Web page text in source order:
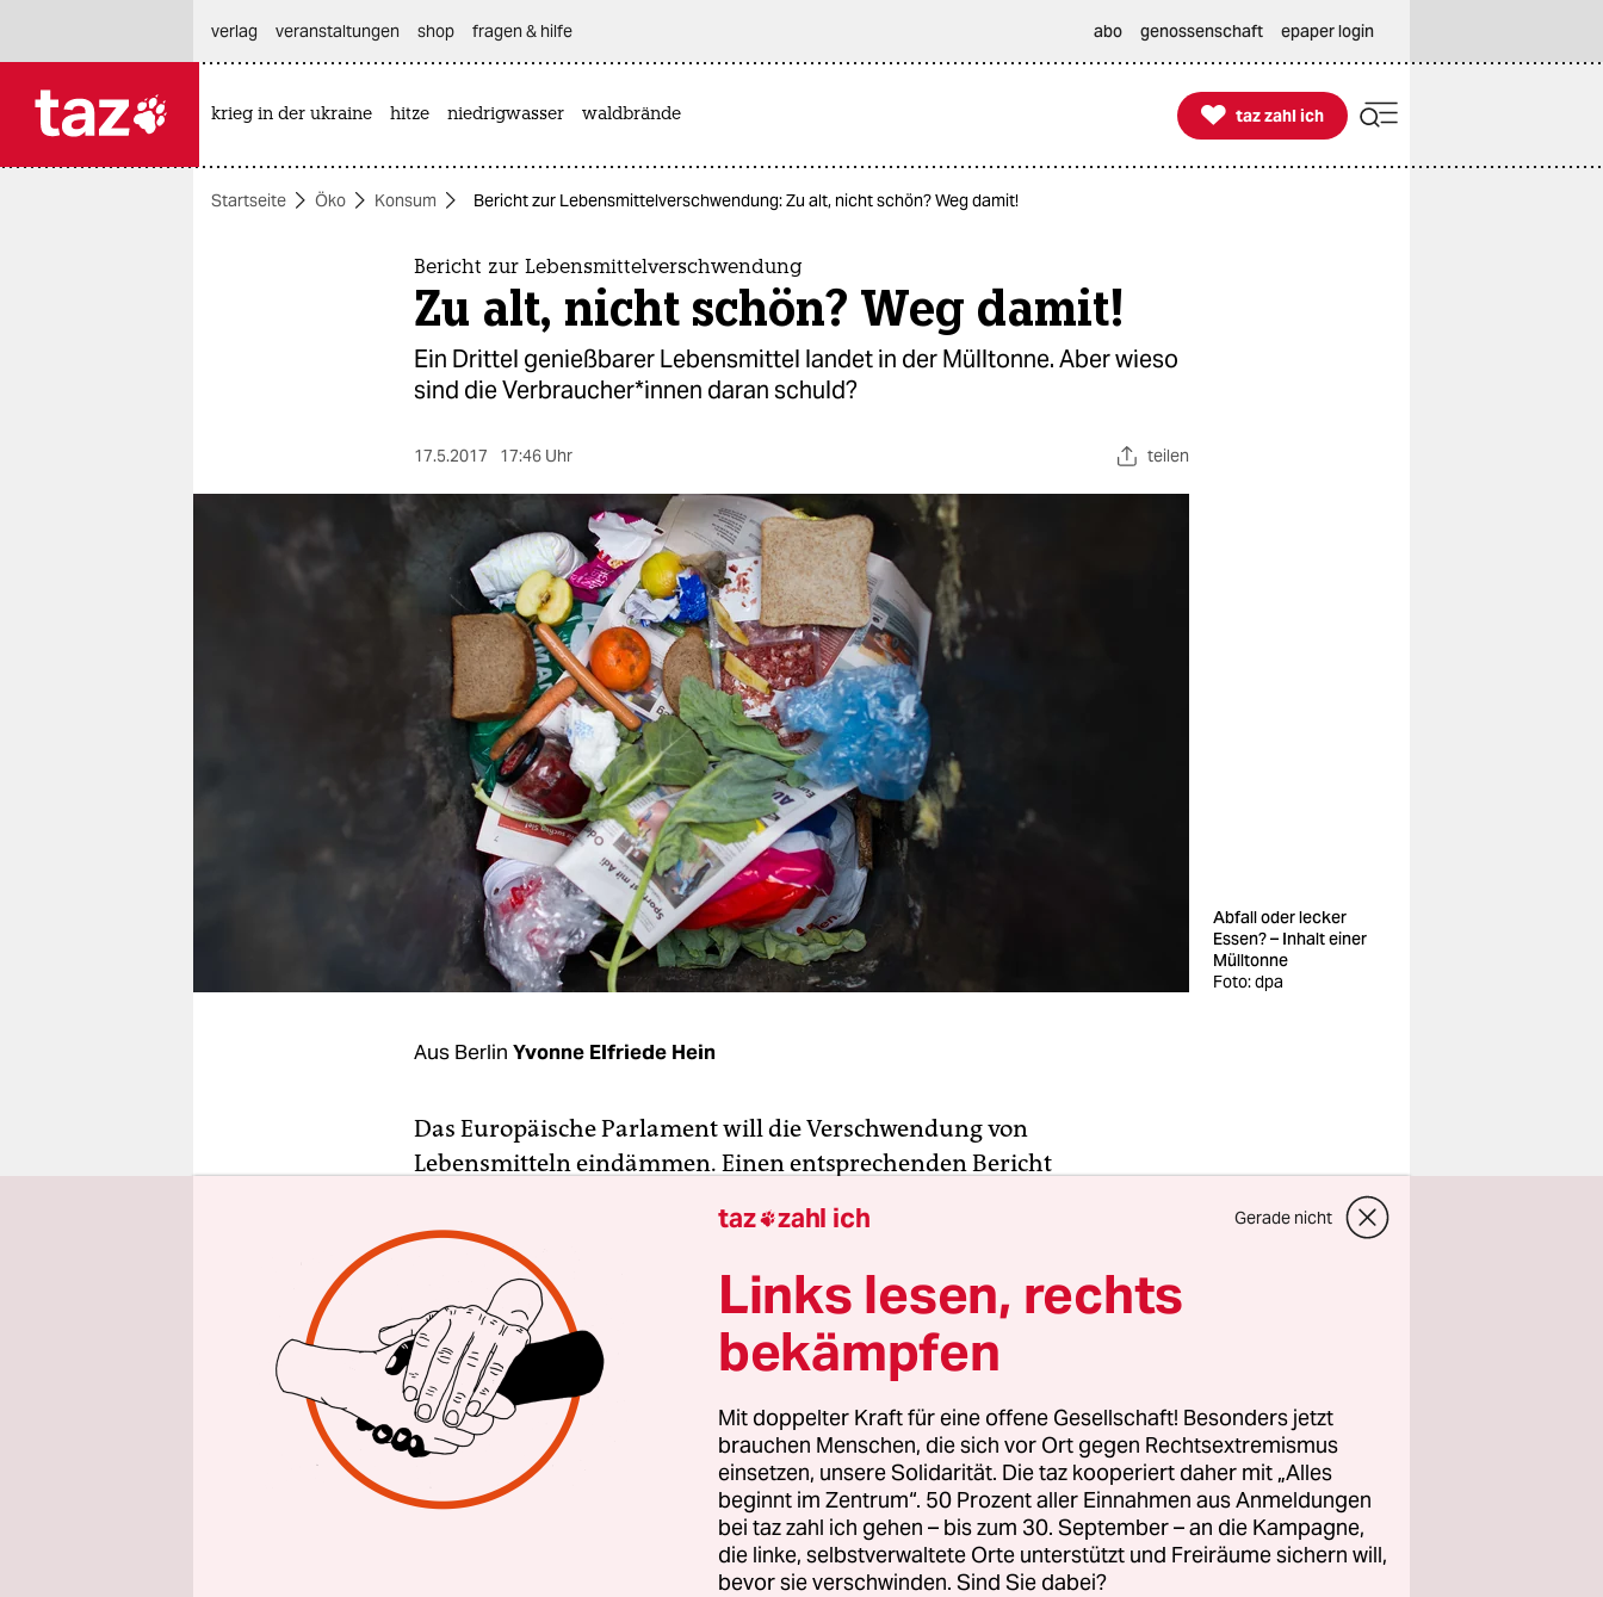
themen
verlag
veranstaltungen shop fragen & hilfe abo genossenschaft epaper login
krieg in der ukraine hitze niedrigwasser waldbrände 
taz zahl ich
taz zahl ich
Startseite Öko Konsum Bericht zur Lebensmittelverschwendung: Zu alt, nicht schön? Weg damit!
Bericht zur Lebensmittelverschwendung
Zu alt, nicht schön? Weg damit!
Ein Drittel genießbarer Lebensmittel landet in der Mülltonne. Aber wieso
sind die Verbraucher*innen daran schuld?
17.5.2017 17:46 Uhr teilen
Abfall oder lecker
Essen? – Inhalt einer
Mülltonne
Foto: dpa
Aus Berlin Yvonne Elfriede Hein
Das Europäische Parlament will die Verschwendung von
Lebensmitteln eindämmen. Einen entsprechenden Bericht
formulierten sie konkrete Ziele und Vorschläge.
Der Report ist Teil der Umsetzung der Maßnahmenpakete zur
Kreislaufwirtschaft von 2015, mit denen die Europäische Union
grundsätzlich den Ressourcenverbrauch reduzieren möchte. Konkret
für Lebensmittel hat sie sich das Ziel gesetzt, die Verschwendung bis
2030 zu halbieren.
taz zahl ich Gerade nicht
Links lesen, rechts
bekämpfen
Mit doppelter Kraft für eine offene Gesellschaft! Besonders jetzt
brauchen Menschen, die sich vor Ort gegen Rechtsextremismus
einsetzen, unsere Solidarität. Die taz kooperiert daher mit „Alles
beginnt im Zentrum“. 50 Prozent aller Einnahmen aus Anmeldungen
bei taz zahl ich gehen – bis zum 30. September – an die Kampagne,
die linke, selbstverwaltete Orte unterstützt und Freiräume sichern will,
bevor sie verschwinden. Sind Sie dabei?